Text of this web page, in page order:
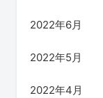
2022年6月
2022年5月
2022年4月